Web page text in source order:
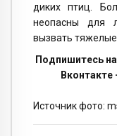
диких птиц.
неопасны для
вызвать тяжелые
Подпишитесь
Источник фото: